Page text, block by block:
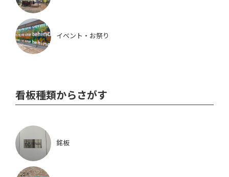
イベント・お祭り
看板種類からさがす
銘板